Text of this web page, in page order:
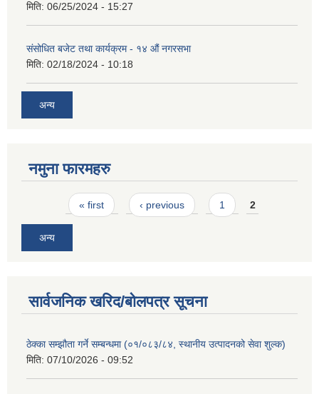
मिति: 06/25/2024 - 15:27
संसोधित बजेट तथा कार्यक्रम - १४ औं नगरसभा
मिति: 02/18/2024 - 10:18
अन्य
नमुना फारमहरु
Pages« first ‹ previous 1 2
अन्य
सार्वजनिक खरिद/बोलपत्र सूचना
ठेक्का सम्झौता गर्ने सम्बन्धमा (०१/०८३/८४, स्थानीय उत्पादनको सेवा शुल्क)
मिति: 07/10/2026 - 09:52